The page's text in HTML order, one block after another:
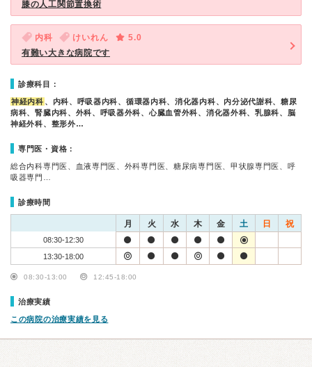
膝の人工関節置換術
内科 けいれん
5.0
有難い大きな病院です
診療科目：
神経内科 、内科、呼吸器内科、循環器内科、消化器内科、内分泌代謝科、糖尿
病科、腎臓内科、外科、呼吸器外科、心臓血管外科、消化器外科、乳腺科、脳
神経外科、整形外…
専門医・資格：
総合内科専門医、血液専門医、外科専門医、糖尿病専門医、甲状腺専門医、呼
吸器専門…
診療時間
月 火 水 木 金 土 日 祝
08:30-12:30
13:30-18:00
08:30-13:00 12:45-18:00
治療実績
この病院の治療実績を見る